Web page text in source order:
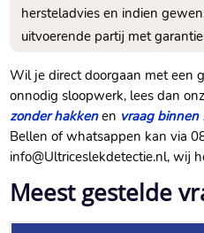
hersteladvies en indien
uitvoerende partij met
Wil je direct doorgaan met een
onnodig sloopwerk, lees dan
zonder hakkenen vraag binnen
Bellen of whatsappen kan via
info@Ultriceslekdetectie.​nl, wij
Meest gestelde